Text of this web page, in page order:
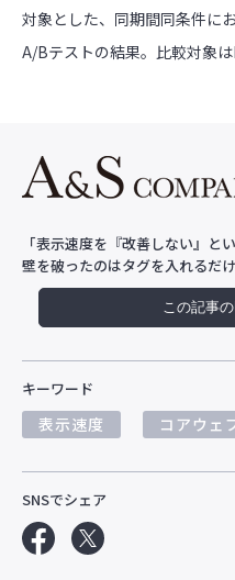
対象とした、同期間同条件に
A/Bテストの結果。比較対象は
「表示速度を『改善しない』と
壁を破ったのはタグを入れるだ
この記事
キーワード
表示速度 コアウェ
SNSでシェア